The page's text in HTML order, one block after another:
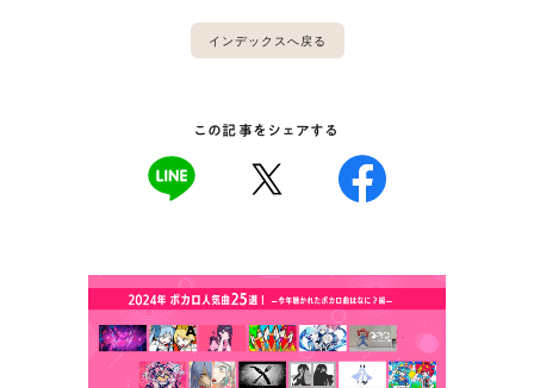
インデックスへ戻る
この記事をシェアする